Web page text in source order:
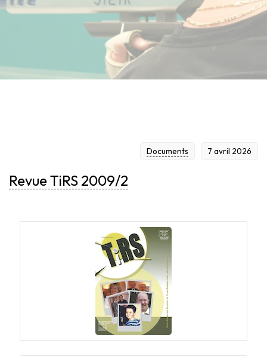
7 avril 2026
Documents
Revue TiRS 2009/2